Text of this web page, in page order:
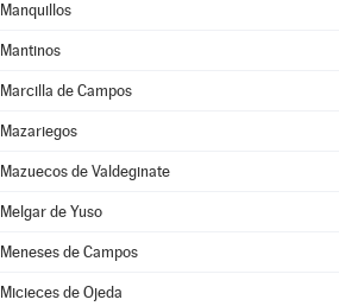
Manquillos
Mantinos
Marcilla de Campos
Mazariegos
Mazuecos de Valdeginate
Melgar de Yuso
Meneses de Campos
Micieces de Ojeda